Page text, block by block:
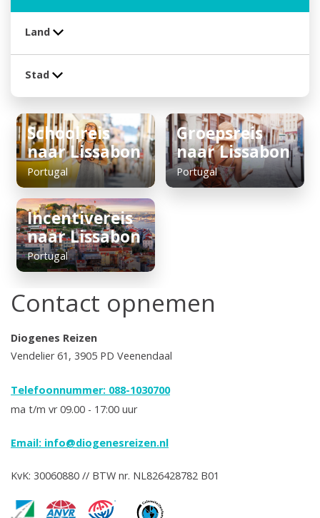
Land
Stad
Schoolreis
naar Lissabon
Portugal
Groepsreis
naar Lissabon
Portugal
Incentivereis
naar Lissabon
Portugal
Contact opnemen
Diogenes Reizen
Vendelier 61, 3905 PD Veenendaal
Telefoonnummer: 088-1030700
ma t/m vr 09.00 - 17:00 uur
Email: info@diogenesreizen.nl
KvK: 30060880 // BTW nr. NL826428782 B01